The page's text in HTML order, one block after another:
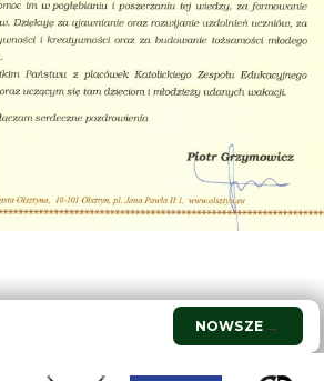
NOWSZE →